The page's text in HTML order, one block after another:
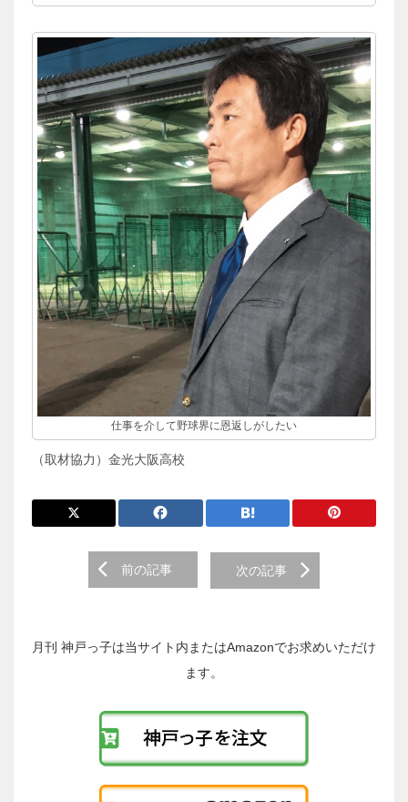
仕事を介して野球界に恩返しがしたい
（取材協力）金光大阪高校
稿
前の記事 次の記事
月刊 神戸っ子は当サイト内またはAmazonでお求めいただけ
ます。